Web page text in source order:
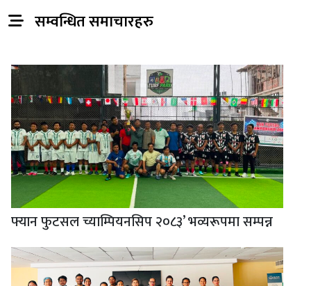
सम्वन्धित समाचारहरु
फ्यान फुटसल च्याम्पियनसिप २०८३’ भव्यरूपमा सम्पन्न